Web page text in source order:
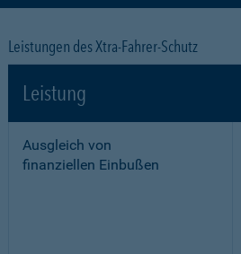
Leistungen des Xtra-Fahrer-Schutz
Leistung
Ausgleich von
finanziellen Einbußen